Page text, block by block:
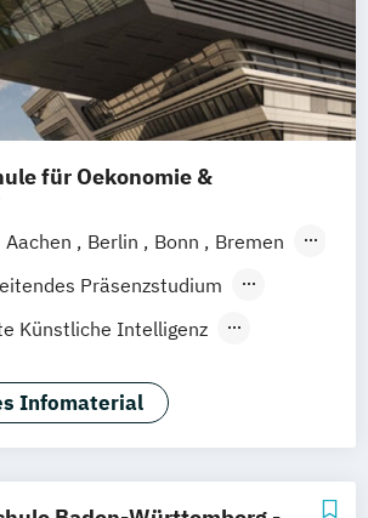
für Oekonomie &
Aachen Berlin Bonn
Bremen
Duisburg Düsseldorf
München Münster
Siegen Stuttgart
Augsburg
Hagen Saarbrücken
Präsenzstudium
Künstliche Intelligenz
und Personalpsychologie
für die Unternehmenspraxis
Infomaterial